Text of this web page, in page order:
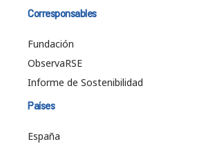
Corresponsables
Fundación
ObservaRSE
Informe de Sostenibilidad
Países
España